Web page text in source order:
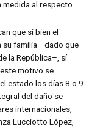
medida al respecto.
que si bien el
su familia –dado que
la República–, sí
motivo se
estado los días 8 o 9
del daño se
internacionales,
Lucciotto López,